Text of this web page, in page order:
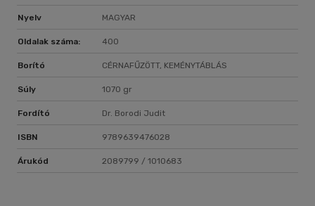
Nyelv MAGYAR
Oldalak száma: 400
Borító CÉRNAFŰZÖTT, KEMÉNYTÁBLÁS
Súly 1070 gr
Fordító Dr. Borodi Judit
ISBN 9789639476028
Árukód 2089799 / 1010683